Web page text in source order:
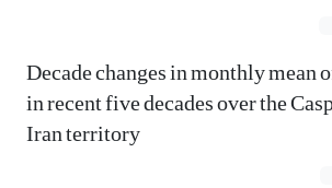
Decade changes in monthly
in recent five decades over the
Iran territory